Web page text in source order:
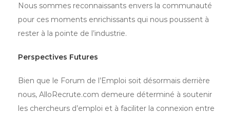
Nous sommes reconnaissants envers la communauté
pour ces moments enrichissants qui nous poussent à
rester à la pointe de l’industrie.
Perspectives Futures
Bien que le Forum de l’Emploi soit désormais derrière
nous, AlloRecrute.com demeure déterminé à soutenir
les chercheurs d’emploi et à faciliter la connexion entre